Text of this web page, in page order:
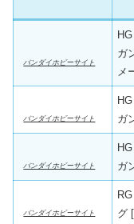
バンダイホビーサイト
ガ
メ
バンダイホビーサイト
ガ
バンダイホビーサイト
ガ
バンダイホビーサイト
グ